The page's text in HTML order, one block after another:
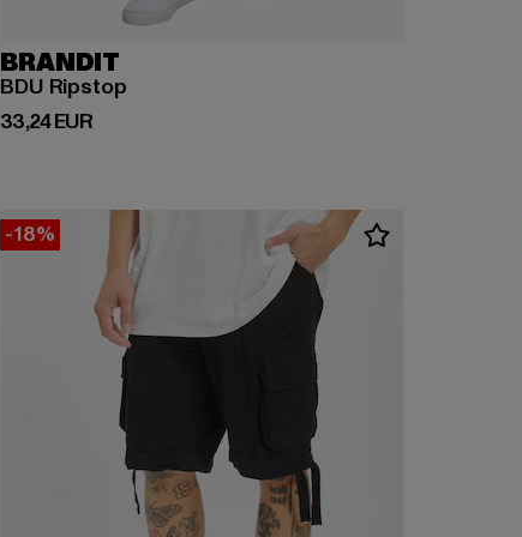
BRANDIT
BDU Ripstop
33,24 EUR
Derzeitiger Preis: 33,24 EUR
-18%